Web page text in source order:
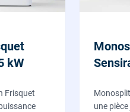
kW
Frisquet
une